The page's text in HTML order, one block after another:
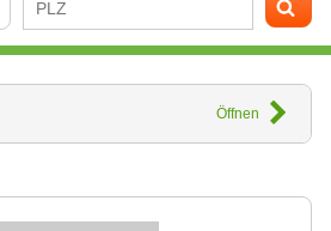
Öffnen